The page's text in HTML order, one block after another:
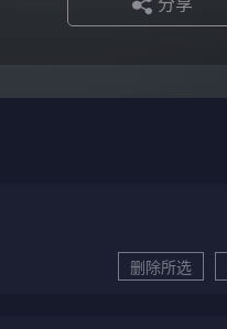
分享
删除所选